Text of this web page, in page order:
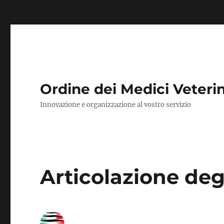
Ordine dei Medici
Innovazione e organizzazione al vostro servizio
Articolazione